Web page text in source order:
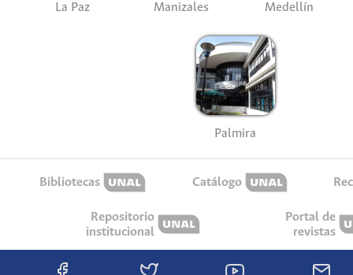
La Paz Manizales Medellín
Palmira
Bibliotecas Catálogo
Repositorio
institucional
Portal de
revistas